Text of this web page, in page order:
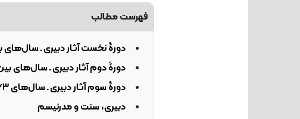
فهرست مطالب
دورۀ نخست آثار دبیری ـ سال‌های بین ۱۳۵۰
دورۀ دوم آثار دبیری ـ سال‌های بین ۱۳۵۷ تا
دورۀ سوم آثار دبیری ـ سال‌های ۱۳۶۳ تا به امروز
دبیری، سنت و مدرنیسم